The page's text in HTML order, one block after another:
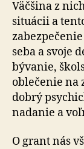
Väčšina z
situácii a
seba a svoje
bývanie,
oblečenie na
dobrý
nadanie a
O grant nás